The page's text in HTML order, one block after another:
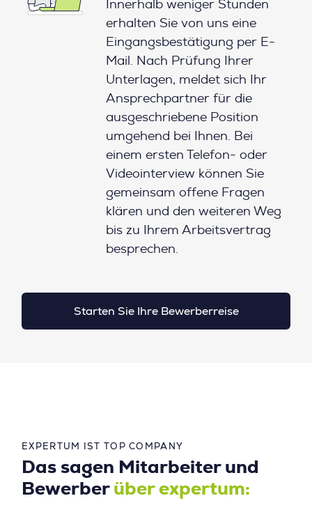
Innerhalb weniger Stunden
erhalten Sie von uns eine
Eingangsbestätigung per E-
Mail. Nach Prüfung Ihrer
Unterlagen, meldet sich Ihr
Ansprechpartner für die
ausgeschriebene Position
umgehend bei Ihnen. Bei
einem ersten Telefon- oder
Videointerview können Sie
gemeinsam offene Fragen
klären und den weiteren Weg
bis zu Ihrem Arbeitsvertrag
besprechen.
Starten Sie Ihre Bewerberreise
EXPERTUM IST TOP COMPANY
Das sagen Mitarbeiter und
Bewerber über expertum: